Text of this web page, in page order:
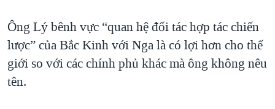
Ông Lý bênh vực “quan hệ đối tác hợp tác chiến
lược” của Bắc Kinh với Nga là có lợi hơn cho thế
giới so với các chính phủ khác mà ông không nêu
tên.